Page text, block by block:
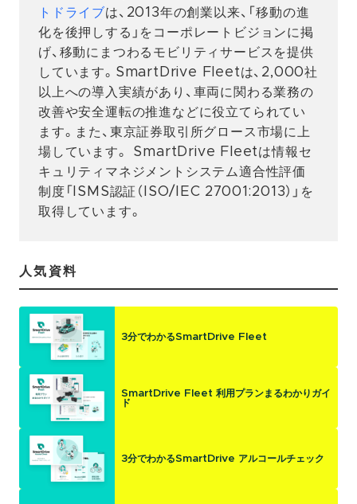
トドライブは、2013年の創業以来、「移動の進
化を後押しする」をコーポレートビジョンに掲
げ、移動にまつわるモビリティサービスを提供
しています。SmartDrive Fleetは、2,000社
以上への導入実績があり、車両に関わる業務の
改善や安全運転の推進などに役立てられてい
ます。また、東京証券取引所グロース市場に上
場しています。 SmartDrive Fleetは情報セ
キュリティマネジメントシステム適合性評価
制度「ISMS認証（ISO/IEC 27001:2013）」を
取得しています。
人気資料
3分でわかるSmartDrive Fleet
SmartDrive Fleet 利用プランまるわかりガイ
ド
3分でわかるSmartDrive アルコールチェック